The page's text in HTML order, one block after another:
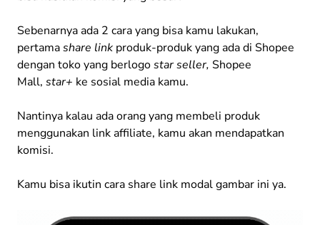
Sebenarnya ada 2 cara yang bisa kamu lakukan,
pertamashare link produk-produk yang ada di Shopee
dengan toko yang berlogostar seller, Shopee
Mall, star+ ke sosial media kamu.
Nantinya kalau ada orang yang membeli produk
menggunakan link affiliate, kamu akan mendapatkan
komisi.
Kamu bisa ikutin cara share link modal gambar ini ya.